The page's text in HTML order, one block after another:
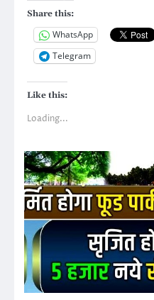
Share this:
WhatsApp
Telegram
Like this:
Loading...